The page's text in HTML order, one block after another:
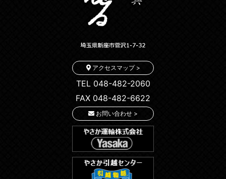
アクセスマップ >
TEL 048-482-2060
FAX 048-482-6622
お問い合わせ >